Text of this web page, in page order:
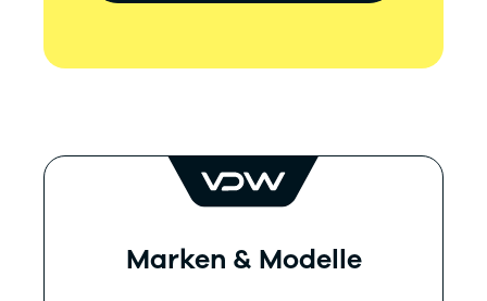
Marken & Modelle